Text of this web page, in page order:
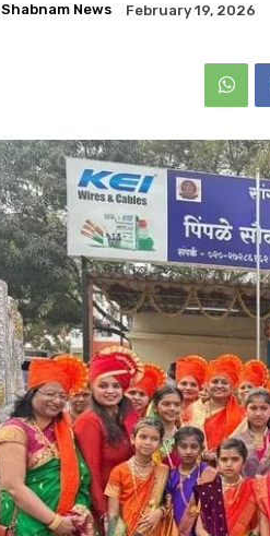
Shabnam News February 19, 2026